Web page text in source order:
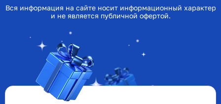
Вся информация на сайте носит информационный характер
и не является публичной офертой.